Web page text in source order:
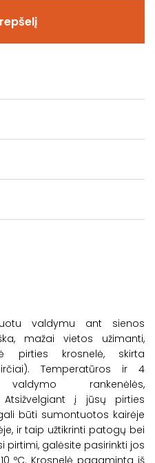
valdymu ant sienos
mažai vietos užimanti,
pirties krosnelė, skirta
Temperatūros ir 4
rankenėlės,
į jūsų pirties
būti sumontuotos kairėje
ir taip užtikrinti patogų bei
pirtimi, galėsite pasirinkti jos
ºC. Krosnelė pagaminta iš